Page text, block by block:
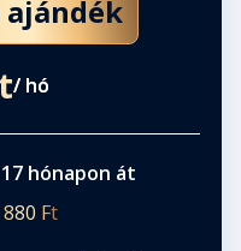
ajándék
/ hó
17 hónapon át
Ft